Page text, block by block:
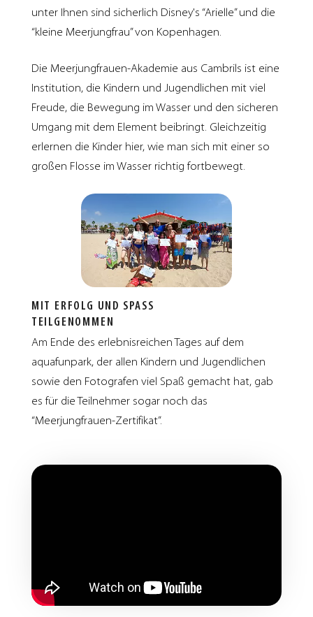
unter Ihnen sind sicherlich Disney's “Arielle” und die
“kleine Meerjungfrau” von Kopenhagen.
Die Meerjungfrauen-Akademie aus Cambrils ist eine
Institution, die Kindern und Jugendlichen mit viel
Freude, die Bewegung im Wasser und den sicheren
Umgang mit dem Element beibringt. Gleichzeitig
erlernen die Kinder hier, wie man sich mit einer so
großen Flosse im Wasser richtig fortbewegt.
MIT ERFOLG UND SPASS T
EILGENOMMEN
Am Ende des erlebnisreichen Tages auf dem
aquafunpark, der allen Kindern und Jugendlichen
sowie den Fotografen viel Spaß gemacht hat, gab
es für die Teilnehmer sogar noch das
“Meerjungfrauen-Zertifikat”.